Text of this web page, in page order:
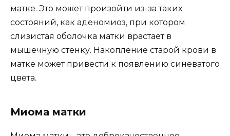
матке. Это может произойти из-за таких
состояний, как аденомиоз, при котором
слизистая оболочка матки врастает в
мышечную стенку. Накопление старой крови в
матке может привести к появлению синеватого
цвета.
Миома матки